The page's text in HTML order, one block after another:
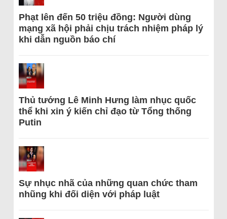
Phạt lên đến 50 triệu đồng: Người dùng
mạng xã hội phải chịu trách nhiệm pháp lý
khi dẫn nguồn báo chí
Thủ tướng Lê Minh Hưng làm nhục quốc
thể khi xin ý kiến chỉ đạo từ Tổng thống
Putin
Sự nhục nhã của những quan chức tham
nhũng khi đối diện với pháp luật